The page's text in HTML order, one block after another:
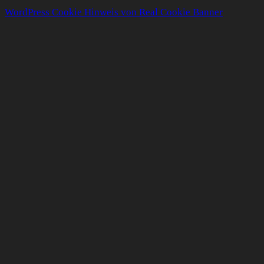
WordPress Cookie Hinweis von Real Cookie Banner